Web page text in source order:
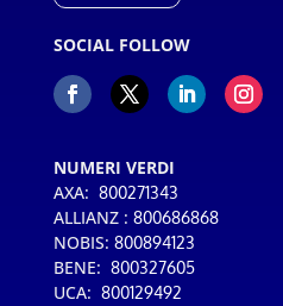
SOCIAL FOLLOW
NUMERI VERDI
AXA: 800271343
ALLIANZ : 800686868
NOBIS: 800894123
BENE: 800327605
UCA: 800129492